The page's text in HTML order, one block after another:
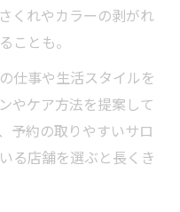
くれやカラーの剥がれ
ことも。
仕事や生活スタイルを
やケア方法を提案して
予約の取りやすいサロ
る店舗を選ぶと長くき